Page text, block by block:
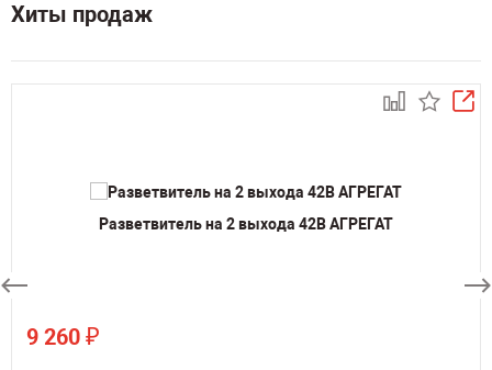
Хиты продаж
Разветвитель на 2 выхода 42В АГРЕГАТ
9 260 ₽